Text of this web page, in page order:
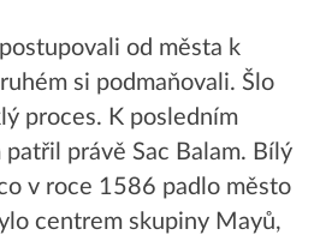
od města k
si podmaňovali. Šlo
proces. K posledním
právě Sac Balam. Bílý
v roce 1586 padlo město
centrem skupiny Mayů,